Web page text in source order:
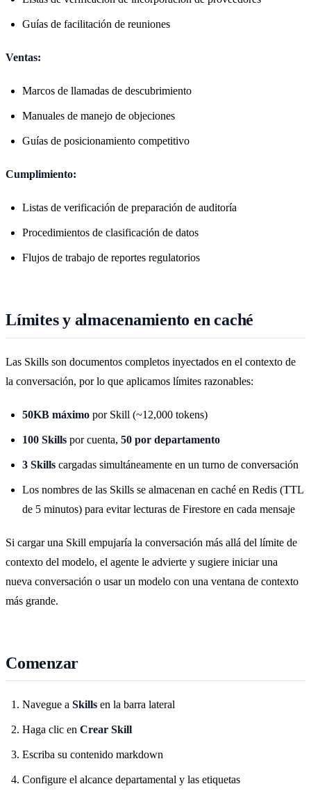
Guías de facilitación de reuniones
Ventas:
Marcos de llamadas de descubrimiento
Manuales de manejo de objeciones
Guías de posicionamiento competitivo
Cumplimiento:
Listas de verificación de preparación de auditoría
Procedimientos de clasificación de datos
Flujos de trabajo de reportes regulatorios
Límites y almacenamiento en caché
Las Skills son documentos completos inyectados en el contexto de
la conversación, por lo que aplicamos límites razonables:
50KB máximo por Skill (~12,000 tokens)
100 Skills por cuenta, 50 por departamento
3 Skills cargadas simultáneamente en un turno de conversación
Los nombres de las Skills se almacenan en caché en Redis (TTL
de 5 minutos) para evitar lecturas de Firestore en cada mensaje
Si cargar una Skill empujaría la conversación más allá del límite de
contexto del modelo, el agente le advierte y sugiere iniciar una
nueva conversación o usar un modelo con una ventana de contexto
más grande.
Comenzar
Navegue a Skills en la barra lateral
Haga clic en Crear Skill
Escriba su contenido markdown
Configure el alcance departamental y las etiquetas